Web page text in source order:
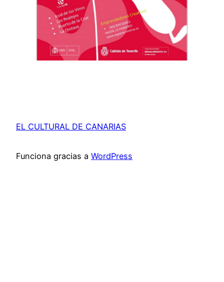
EL CULTURAL DE CANARIAS
Funciona gracias a WordPress